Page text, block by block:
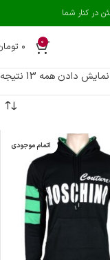
0 ۰
نمایش دادن همه 13 نتیجه
اتمام موجودی